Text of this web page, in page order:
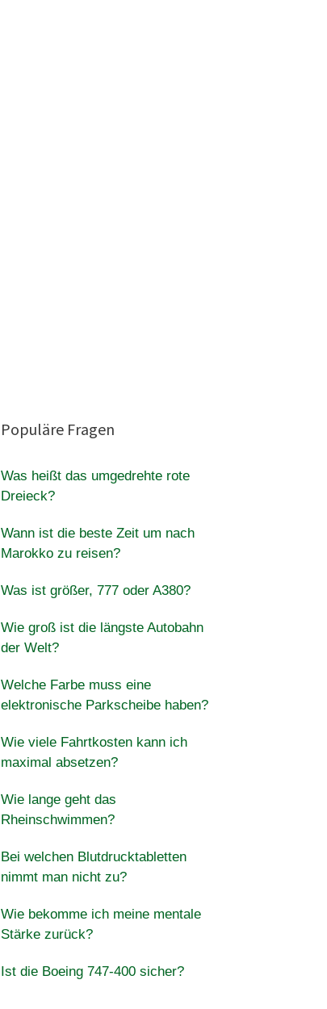
Populäre Fragen
Was heißt das umgedrehte rote
Dreieck?
Wann ist die beste Zeit um nach
Marokko zu reisen?
Was ist größer, 777 oder A380?
Wie groß ist die längste Autobahn
der Welt?
Welche Farbe muss eine
elektronische Parkscheibe haben?
Wie viele Fahrtkosten kann ich
maximal absetzen?
Wie lange geht das
Rheinschwimmen?
Bei welchen Blutdrucktabletten
nimmt man nicht zu?
Wie bekomme ich meine mentale
Stärke zurück?
Ist die Boeing 747-400 sicher?